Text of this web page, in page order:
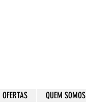
OFERTAS QUEM SOMOS